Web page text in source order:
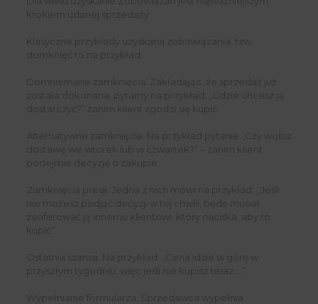
krokiem udanej sprzedaży.
Klasyczne przykłady uzyskana zobowiązania, tzw.
domknięć to na przykład:
Domniemane zamknięcia. Zakładając, że sprzedaż już
została dokonana, pytamy na przykład: „Gdzie chcesz ją
dostarczyć?” zanim klient zgodzi się kupić.
Alternatywne zamknięcia. Na przykład pytanie „Czy wolisz
dostawę we wtorek lub w czwartek?” – zanim klient
podejmie decyzję o zakupie.
Zamknięcia presji. Jedna z nich mówi na przykład: „Jeśli
nie możesz podjąć decyzji w tej chwili, będę musiał
zaoferować ją innemu klientowi, który naciska, aby to
kupić”.
Ostatnia szansa. Na przykład: „Cena idzie w górę w
przyszłym tygodniu, więc jeśli nie kupisz teraz …”
Wypełnianie formularza. Sprzedawca wypełnia